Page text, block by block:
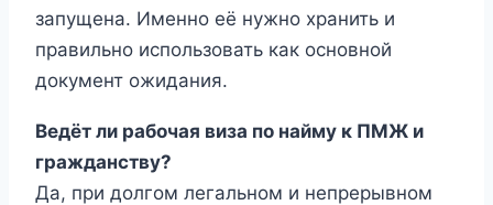
запущена. Именно её нужно хранить и
правильно использовать как основной
документ ожидания.
Ведёт ли рабочая виза по найму к ПМЖ и
гражданству?
Да, при долгом легальном и непрерывном